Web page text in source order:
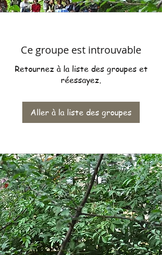
Ce groupe est introuvable
Retournez à la liste des groupes et
réessayez.
Aller à la liste des groupes